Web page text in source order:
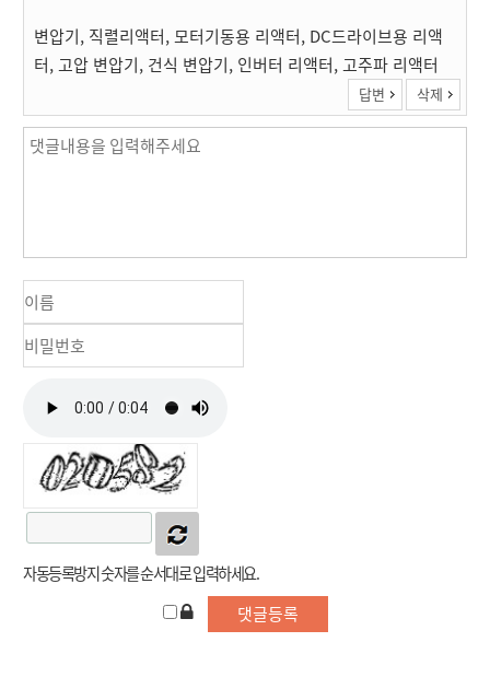
변압기, 직렬리액터, 모터기동용 리액터, DC드라이브용 리액
터, 고압 변압기, 건식 변압기, 인버터 리액터, 고주파 리액터
답변 삭제
자동등록방지 숫자를 순서대로 입력하세요.